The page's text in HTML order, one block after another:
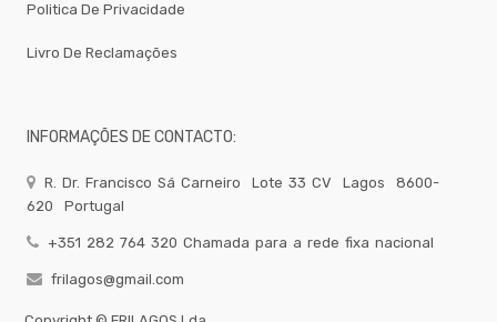
Politica De Privacidade
Livro De Reclamações
INFORMAÇÕES DE CONTACTO:
R. Dr. Francisco Sá Carneiro Lote 33 CV Lagos
8600-
620
Portugal
+351 282 764 320 Chamada para a rede fixa nacional
frilagos@gmail.com